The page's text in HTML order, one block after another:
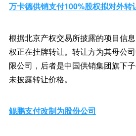
万卡德供销支付100%股权拟对外转
根据北京产权交易所披露的项目信
权正在挂牌转让。转让方为其母公
限公司，后者是中国供销集团旗下
未披露转让价格。
鲲鹏支付改制为股份公司